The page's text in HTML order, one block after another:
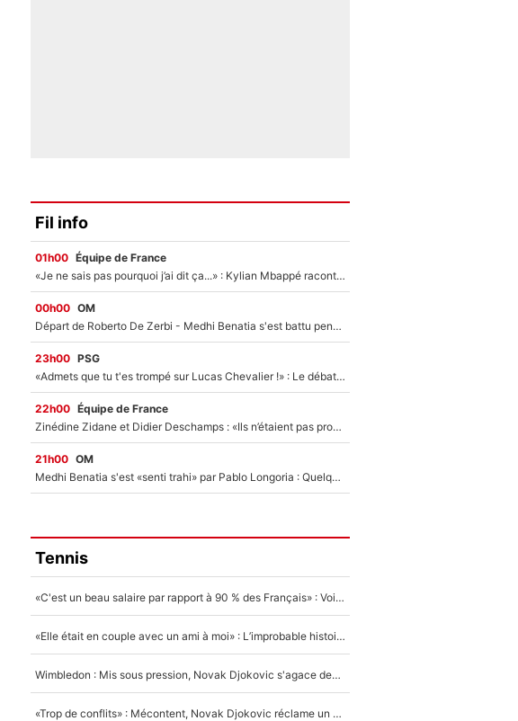
Fil info
01h00 Équipe de France
«Je ne sais pas pourquoi j’ai dit ça...» : Kylian Mbappé raconte sa première rencontre avec Zinédine Zidane (et c’est très drôle)
00h00 OM
Départ de Roberto De Zerbi - Medhi Benatia s'est battu pendant six mois pour le retenir à l'OM, le PSG a été le naufrage de trop : «Je pars avec toi»
23h00 PSG
«Admets que tu t'es trompé sur Lucas Chevalier !» : Le débat sur le gardien du PSG vire au clash à l'After Foot
22h00 Équipe de France
Zinédine Zidane et Didier Deschamps : «Ils n’étaient pas proches», les confidences d’un membre de l’équipe de France 1998 sur leur relation spéciale
21h00 OM
Medhi Benatia s'est «senti trahi» par Pablo Longoria : Quelques semaines après son départ, l'ancien directeur de football de l'OM règle ses comptes
Tennis
«C'est un beau salaire par rapport à 90 % des Français» : Voilà combien touchait Nelson Monfort sur France Télévisions avant de rejoindre CNews
«Elle était en couple avec un ami à moi» : L’improbable histoire derrière la «seule relation longue» de Novak Djokovic
Wimbledon : Mis sous pression, Novak Djokovic s'agace devant la presse !
«Trop de conflits» : Mécontent, Novak Djokovic réclame un grand changement !